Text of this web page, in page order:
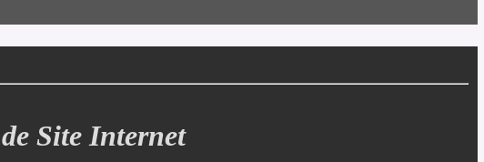
Site Internet